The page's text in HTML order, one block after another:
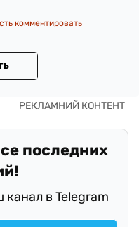
комментировать
последних
в Telegram